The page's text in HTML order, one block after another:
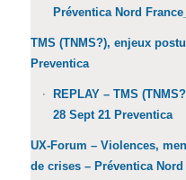
Préventica Nord
TMS (TNMS?), enjeux
Preventica
REPLAY – TMS
28 Sept 21 Preventica
UX-Forum – Violences,
de crises – Préventica Nord